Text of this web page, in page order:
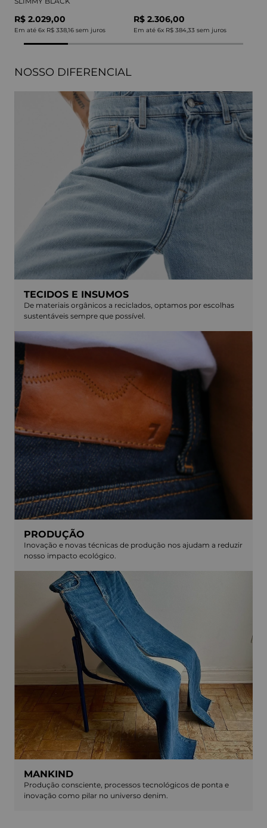
R$ 2.029,00
Em até 6x R$ 338,16 sem juros
R$ 2.306,00
Em até 6x R$ 384,33 sem juros
NOSSO DIFERENCIAL
TECIDOS E INSUMOS
De materiais orgânicos a reciclados, optamos por escolhas
sustentáveis sempre que possível.
PRODUÇÃO
Inovação e novas técnicas de produção nos ajudam a reduzir
nosso impacto ecológico.
MANKIND
Produção consciente, processos tecnológicos de ponta e
inovação como pilar no universo denim.